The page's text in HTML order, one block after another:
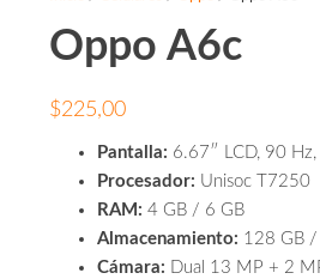
Oppo A6c
$225,00
Pantalla: 6.67″ LCD, 90
Procesador: Unisoc T7250
RAM: 4 GB / 6 GB
Almacenamiento: 128 GB
Cámara: Dual 13 MP + 2